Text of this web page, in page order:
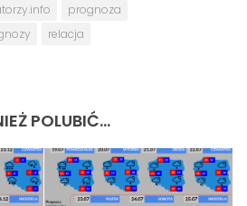
prognoza
relacja
POLUBIĆ…